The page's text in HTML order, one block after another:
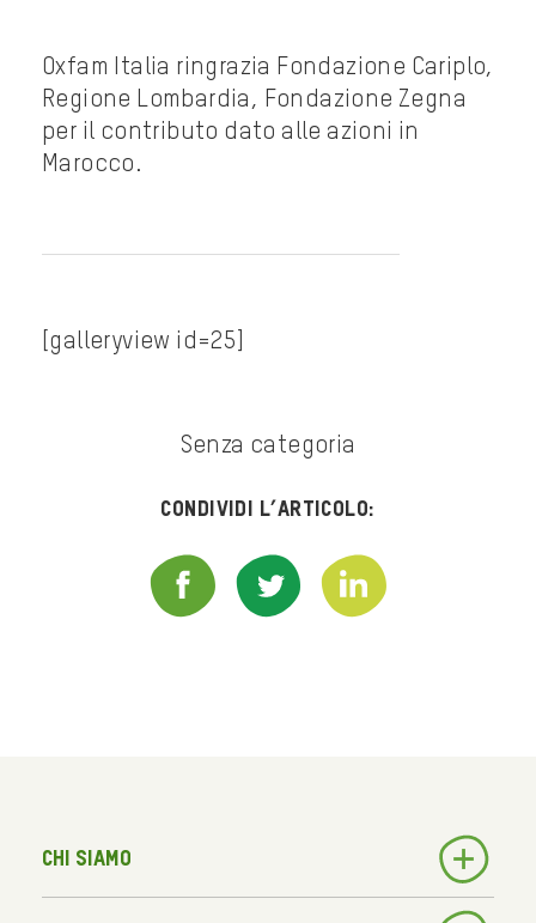
Oxfam Italia ringrazia Fondazione Cariplo,
Regione Lombardia, Fondazione Zegna
per il contributo dato alle azioni in
Marocco.
[galleryview id=25]
Senza categoria
Condividi l’articolo:
Chi siamo